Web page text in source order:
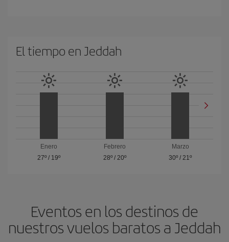
El tiempo en Jeddah
Enero
27º/ 19º
Febrero
28º/ 20º
Marzo
30º / 21º
Eventos en los destinos de
nuestros vuelos baratos a Jeddah